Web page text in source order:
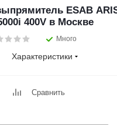
ESAB
400V в Москве
Много
Характеристики
Сравнить